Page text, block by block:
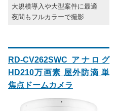
大規模導入や大型案件に最適
夜間もフルカラーで撮影
RD-CV262SWC アナログ
HD210万画素 屋外防滴 単
焦点ドームカメラ